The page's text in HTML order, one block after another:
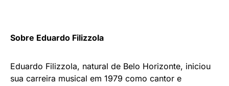
Sobre Eduardo Filizzola
Eduardo Filizzola, natural de Belo Horizonte, iniciou
sua carreira musical em 1979 como cantor e